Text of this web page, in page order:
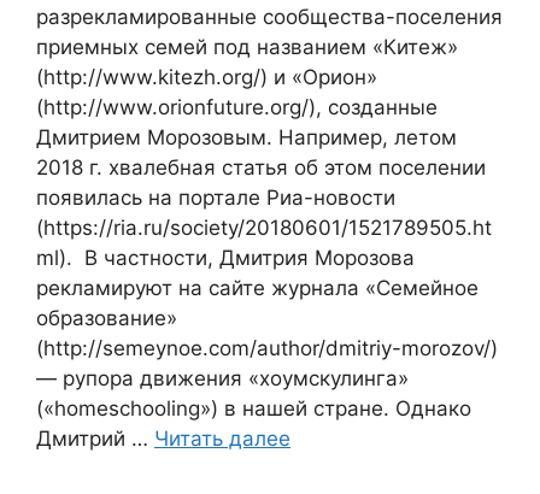
разрекламированные сообщества-поселения
приемных семей под названием «Китеж»
(http://www.kitezh.org/) и «Орион»
(http://www.orionfuture.org/), созданные
Дмитрием Морозовым. Например, летом
2018 г. хвалебная статья об этом поселении
появилась на портале Риа-новости
(https://ria.ru/society/20180601/1521789505.ht
ml). В частности, Дмитрия Морозова
рекламируют на сайте журнала «Семейное
образование»
(http://semeynoe.com/author/dmitriy-morozov/)
— рупора движения «хоумскулинга»
(«homeschooling») в нашей стране. Однако
Дмитрий … Читать далее